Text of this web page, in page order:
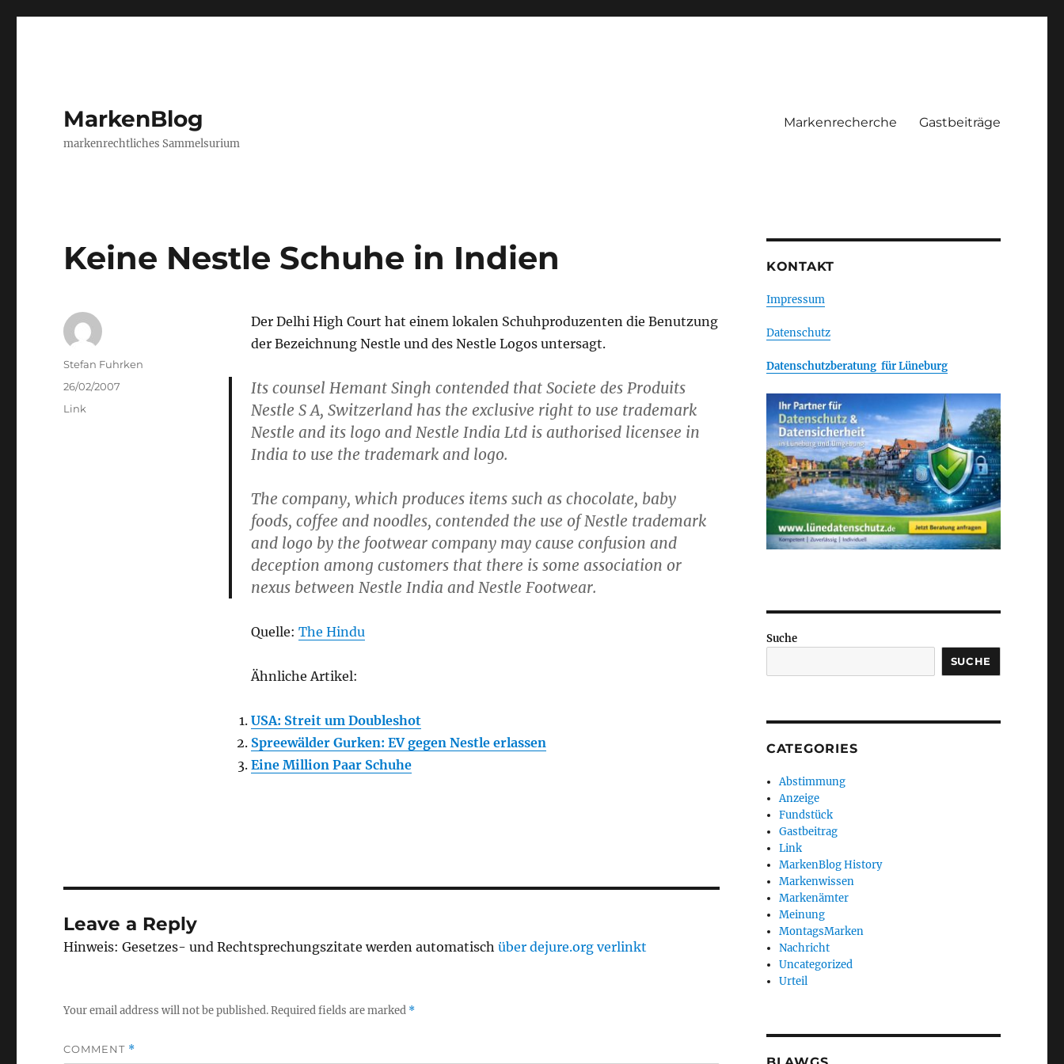
MarkenBlog
markenrechtliches Sammelsurium
Markenrecherche Gastbeiträge
Keine Nestle Schuhe in Indien
Der Delhi High Court hat einem lokalen Schuhproduzenten die Benutzung
der Bezeichnung Nestle und des Nestle Logos untersagt.
Its counsel Hemant Singh contended that Societe des Produits
Nestle S A, Switzerland has the exclusive right to use trademark
Nestle and its logo and Nestle India Ltd is authorised licensee in
India to use the trademark and logo.
The company, which produces items such as chocolate, baby
foods, coffee and noodles, contended the use of Nestle trademark
and logo by the footwear company may cause confusion and
deception among customers that there is some association or
nexus between Nestle India and Nestle Footwear.
Quelle: The Hindu
Ähnliche Artikel:
USA: Streit um Doubleshot
Spreewälder Gurken: EV gegen Nestle erlassen
Eine Million Paar Schuhe
Author
Stefan Fuhrken
Posted
on
26/02/2007
Categories
Link
Leave a Reply
Hinweis: Gesetzes- und Rechtsprechungszitate werden automatischüber dejure.org verlinkt
Your email address will not be published.Required fields are marked *
COMMENT *
KONTAKT
Impressum
Datenschutz
Datenschutzberatung für Lüneburg
Suche
SUCHE
CATEGORIES
Abstimmung
Anzeige
Fundstück
Gastbeitrag
Link
MarkenBlog History
Markenwissen
Markenämter
Meinung
MontagsMarken
Nachricht
Uncategorized
Urteil